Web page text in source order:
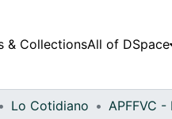
& CollectionsAll of DSpace
Lo Cotidiano